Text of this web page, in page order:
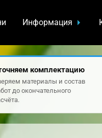
Информация
комплектацию
материалы и состав
до окончательного